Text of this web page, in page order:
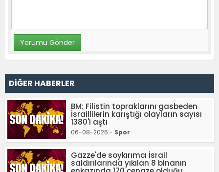
DİĞER HABERLER
BM: Filistin topraklarını gasbeden
İsraillilerin karıştığı olayların sayısı
1380'i aştı
06-08-2026 - Spor
Gazze'de soykırımcı İsrail
saldırılarında yıkılan 8 binanın